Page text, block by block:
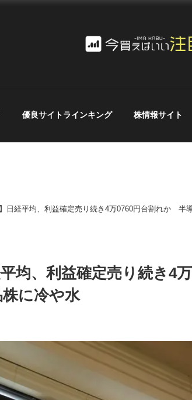
優良サイトラインキング 株情報サイト
日経平均、利益確定売り続き4万0760円台割れか 半
均、利益確定売り続き4
に冷や水